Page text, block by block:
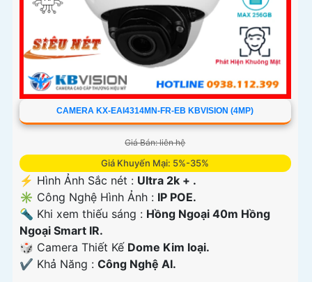
CAMERA KX-EAI4314MN-FR-EB KBVISION (4MP)
Giá Bán: liên hệ
Giá Khuyến Mại: 5%-35%
️⚡ Hình Ảnh Sắc nét : Ultra 2k + .
✳️ Công Nghệ Hình Ảnh : IP POE.
🔦 Khi xem thiếu sáng : Hồng Ngoại 40m Hồng
Ngoại Smart IR.
🎲 Camera Thiết Kế Dome Kim loại.
️✔️ Khả Năng : Công Nghệ AI.